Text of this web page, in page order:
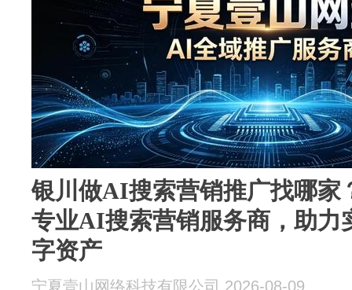
银川做AI搜索营销推广找哪家
专业AI搜索营销服务商，助力
字资产
宁夏壹山网络科技有限公司 2026-08-09